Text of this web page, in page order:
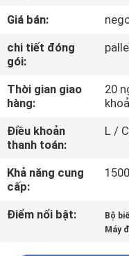
THAM
QUAN
NHÀ
MÁY
KIỂM
SOÁT
CHẤT
Giá bán:
chi tiết đóng
gói:
Thời gian giao
hàng:
20
Điều khoản
thanh toán:
L /
Khả năng cung
cấp:
Điểm nổi bật: Bộ
Máy